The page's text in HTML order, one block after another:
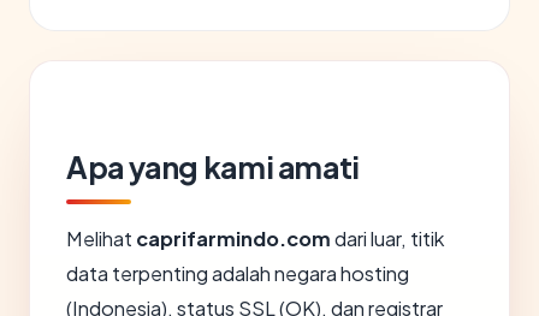
Apa yang kami amati
Melihat caprifarmindo.comdari luar, titik
data terpenting adalah negara hosting
(Indonesia), status SSL (OK), dan registrar